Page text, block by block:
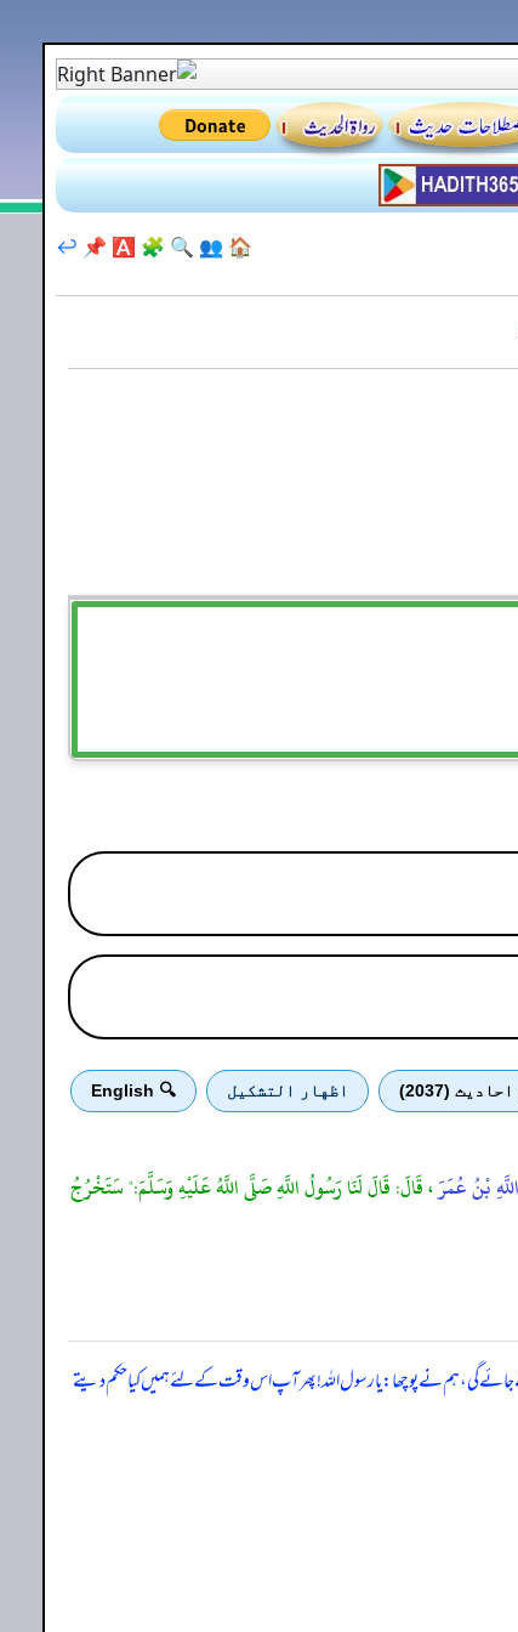
🏠
👥
🔍
🧩
🅰️
📌
↩️
(2037) اظهار التشكيل 🔍 English
بْنُ عُمَرَ، قَالَ: قَالَ لَنَا رَسُولُ اللَّهِ صَلَّى اللَّهُ عَلَيْهِ وَسَلَّمَ:" سَتَخْرُجُ
جائے گی، ہم نے پوچھا: یا رسول اللہ! پھر آپ اس وقت کے لئے ہمیں کیا حکم دیتے